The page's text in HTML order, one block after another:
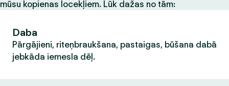
mūsu kopienas locekļiem. Lūk dažas no tām:
Daba
Pārgājieni, riteņbraukšana, pastaigas, būšana dabā
jebkāda iemesla dēļ.